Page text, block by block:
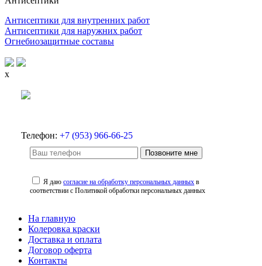
Антисептики для внутренних работ
Антисептики для наружних работ
Огнебиозащитные составы
x
Телефон: +7 (953) 966-66-25
Позвоните мне
Я даюсогласие на обработку персональных данных в
соответствии с Политикой обработки персональных данных
На главную
Колеровка краски
Доставка и оплата
Договор оферта
Контакты